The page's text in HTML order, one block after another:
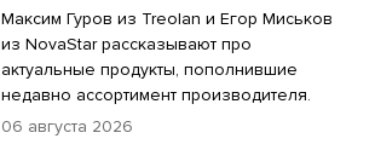
Максим Гуров из Treolan и Егор Миськов
из NovaStar рассказывают про
актуальные продукты, пополнившие
недавно ассортимент производителя.
06 августа 2026